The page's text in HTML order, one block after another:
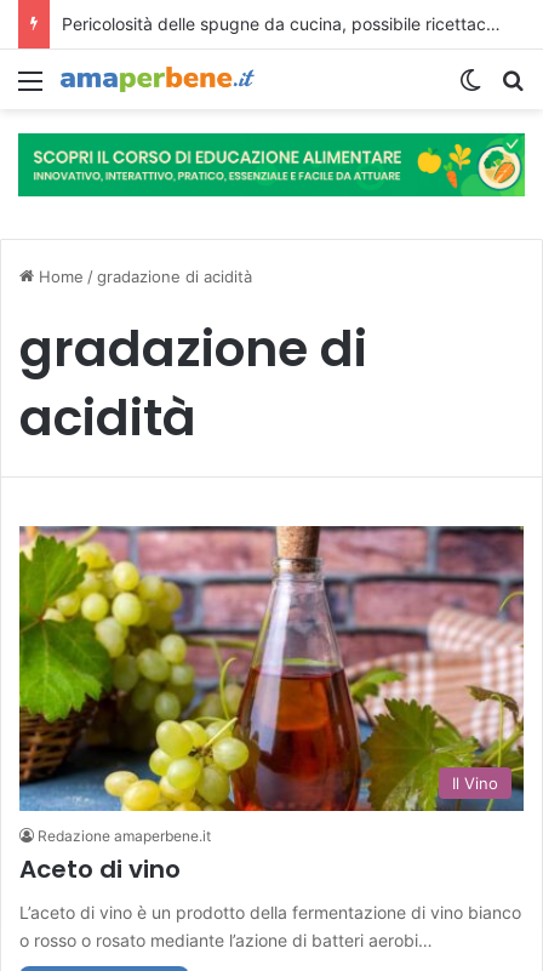
Pericolosità delle spugne da cucina, possibile ricettacolo di germi
Menu
Home /gradazione di acidità
gradazione di
acidità
Il Vino
Redazione amaperbene.it
Aceto di vino
L’aceto di vino è un prodotto della fermentazione di vino bianco
o rosso o rosato mediante l’azione di batteri aerobi…